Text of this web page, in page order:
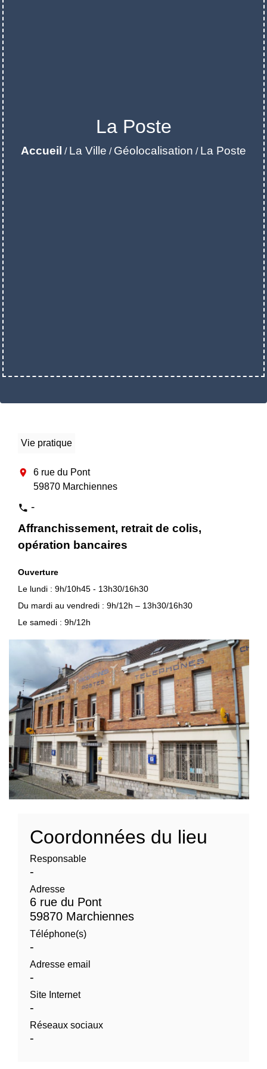
La Poste
Accueil / La Ville / Géolocalisation / La Poste
Vie pratique
location_on
6 rue du Pont
59870 Marchiennes
phone -
Affranchissement, retrait de colis,
opération bancaires
Ouverture
Le lundi : 9h/10h45 - 13h30/16h30
Du mardi au vendredi : 9h/12h – 13h30/16h30
Le samedi : 9h/12h
Coordonnées du lieu
Responsable
-
Adresse
6 rue du Pont
59870 Marchiennes
Téléphone(s)
-
Adresse email
-
Site Internet
-
Réseaux sociaux
-